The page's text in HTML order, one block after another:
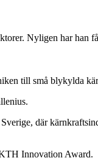
Nyligen har han
till små blykylda
där
Innovation Award.